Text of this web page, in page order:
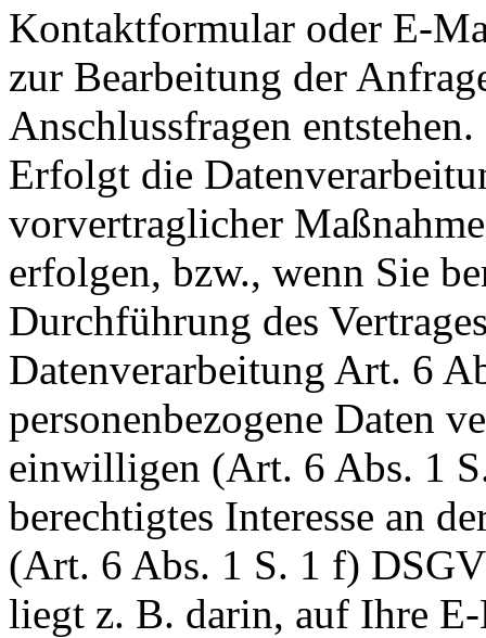
Kontaktformular oder E-
zur Bearbeitung der
Anschlussfragen entstehen.
Erfolgt die
vorvertraglicher
erfolgen, bzw., wenn Sie
Durchführung des
Datenverarbeitung Art. 6
personenbezogene Daten
einwilligen (Art. 6 Abs. 1
berechtigtes Interesse an
(Art. 6 Abs. 1 S. 1 f)
liegt z. B. darin, auf Ihre